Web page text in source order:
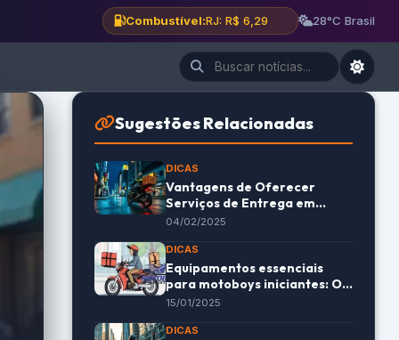
Combustível:BH: R$ 6,12 28°C Brasil
Sugestões Relacionadas
DICAS
Vantagens de Oferecer
Serviços de Entrega em
Horários Noturnos para
04/02/2025
DICAS
Equipamentos essenciais
para motoboys iniciantes: O
que você precisa saber
15/01/2025
DICAS